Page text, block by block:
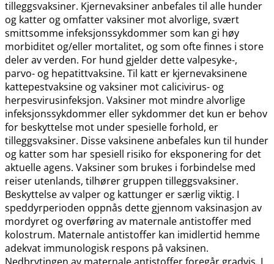
tilleggsvaksiner. Kjernevaksiner anbefales til alle hunder
og katter og omfatter vaksiner mot alvorlige, svært
smittsomme infeksjonssykdommer som kan gi høy
morbiditet og​/​eller mortalitet, og som ofte finnes i store
deler av verden. For hund gjelder dette valpesyke-,
parvo- og hepatittvaksine. Til katt er kjernevaksinene
kattepestvaksine og vaksiner mot calicivirus- og
herpesvirusinfeksjon. Vaksiner mot mindre alvorlige
infeksjonssykdommer eller sykdommer det kun er behov
for beskyttelse mot under spesielle forhold, er
tilleggsvaksiner. Disse vaksinene anbefales kun til hunder
og katter som har spesiell risiko for eksponering for det
aktuelle agens. Vaksiner som brukes i forbindelse med
reiser utenlands, tilhører gruppen tilleggsvaksiner.
Beskyttelse av valper og kattunger er særlig viktig. I
speddyrperioden oppnås dette gjennom vaksinasjon av
mordyret og overføring av maternale antistoffer med
kolostrum. Maternale antistoffer kan imidlertid hemme
adekvat immunologisk respons på vaksinen.